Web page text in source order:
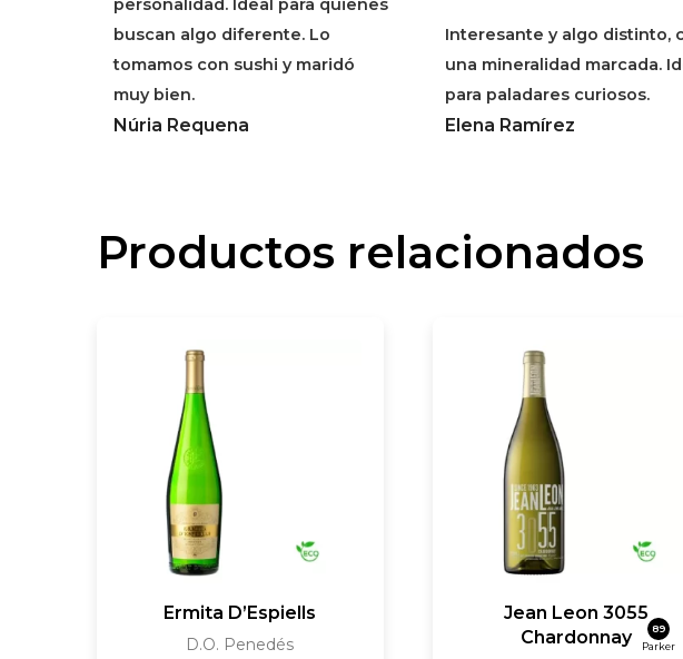
personalidad. Ideal para quienes
buscan algo diferente. Lo
tomamos con sushi y maridó
muy bien.
Núria Requena
Interesante y algo distinto,
una mineralidad marcada.
para paladares curiosos.
Elena Ramírez
Productos relacionados
Ermita D’Espiells
D.O. Penedés
Jean Leon 3055
Chardonnay
89
Parker